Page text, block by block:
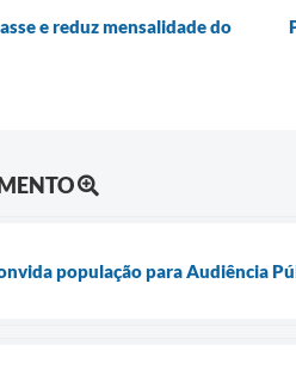
e reduz mensalidade do
população para Audiência